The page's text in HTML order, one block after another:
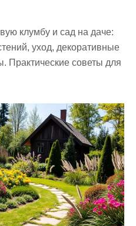
клумбу и сад на даче:
уход, декоративные
Практические советы для